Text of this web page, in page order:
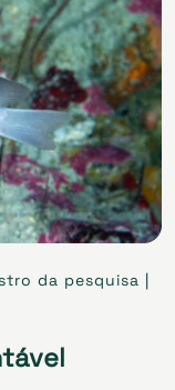
da pesquisa |